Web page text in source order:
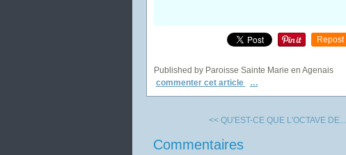
Repost
Published by Paroisse Sainte Marie en Agenais
commenter cet article
…
<< QU'EST-CE QUE L'OCTAVE DE...
Commentaires